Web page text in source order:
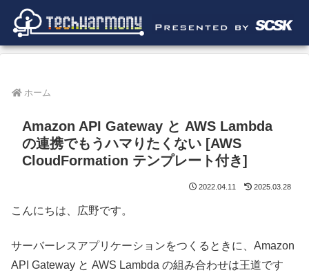
ホーム
Amazon API Gateway と AWS Lambda
の連携でもうハマりたくない [AWS
CloudFormation テンプレート付き]
2022.04.11 2025.03.28
こんにちは、広野です。
サーバーレスアプリケーションをつくるときに、Amazon
API Gateway と AWS Lambda の組み合わせは王道です